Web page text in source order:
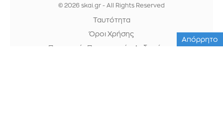
© 2026 skai.gr - All Rights Reserved
Ταυτότητα
Όροι Χρήσης
Προστασία Προσωπικών Δεδομένων
Απόρρητο